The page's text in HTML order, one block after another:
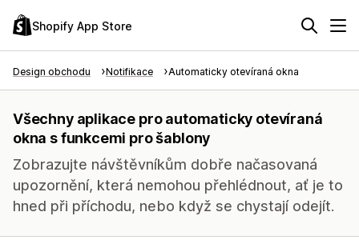
Shopify App Store
Design obchodu Notifikace Automaticky otevíraná okna
Všechny aplikace pro automaticky otevíraná
okna s funkcemi pro šablony
Zobrazujte návštěvníkům dobře načasovaná
upozornění, která nemohou přehlédnout, ať je to
hned při příchodu, nebo když se chystají odejít.